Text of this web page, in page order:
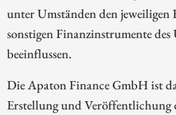
unter Umständen den
sonstigen Finanzinstrumente des
beeinflussen.
Die Apaton Finance GmbH ist
Erstellung und Veröffentlichung